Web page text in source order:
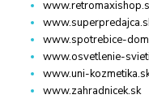
www.spotrebice-
www.osvetlenie-
www.uni-
www.zahradnicek.sk